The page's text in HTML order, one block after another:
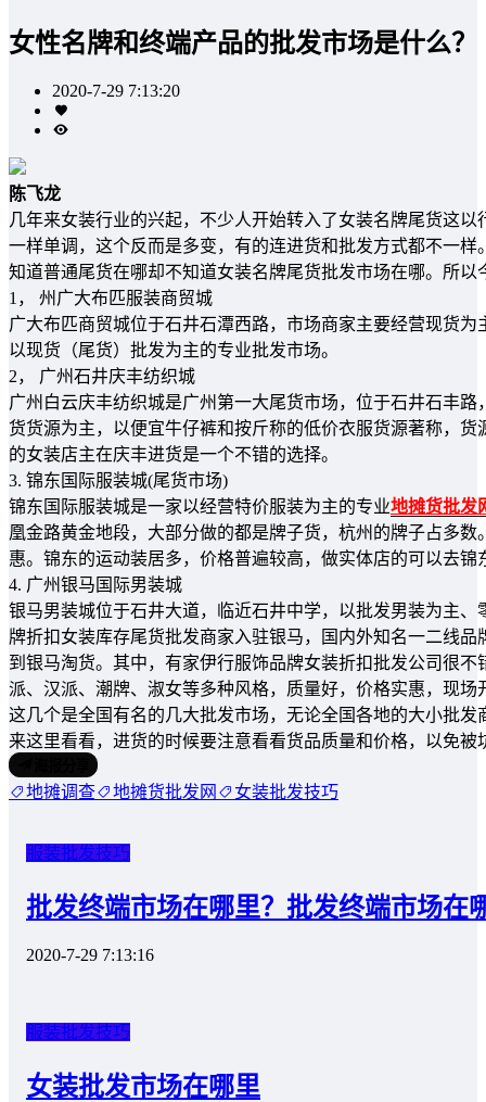
女性名牌和终端产品的批发市场是什么？
2020-7-29 7:13:20
陈飞龙
几年来女装行业的兴起，不少人开始转入了女装名牌尾货这
一样单调，这个反而是多变，有的连进货和批发方式都不一
知道普通尾货在哪却不知道女装名牌尾货批发市场在哪。所
1， 州广大布匹服装商贸城
广大布匹商贸城位于石井石潭西路，市场商家主要经营现货
以现货（尾货）批发为主的专业批发市场。
2， 广州石井庆丰纺织城
广州白云庆丰纺织城是广州第一大尾货市场，位于石井石丰
货货源为主，以便宜牛仔裤和按斤称的低价衣服货源著称，
的女装店主在庆丰进货是一个不错的选择。
3. 锦东国际服装城(尾货市场)
锦东国际服装城是一家以经营特价服装为主的专业地摊货批发
凰金路黄金地段，大部分做的都是牌子货，杭州的牌子占多
惠。锦东的运动装居多，价格普遍较高，做实体店的可以去锦
4. 广州银马国际男装城
银马男装城位于石井大道，临近石井中学，以批发男装为主、
牌折扣女装库存尾货批发商家入驻银马，国内外知名一二线
到银马淘货。其中，有家伊行服饰品牌女装折扣批发公司很
派、汉派、潮牌、淑女等多种风格，质量好，价格实惠，现
这几个是全国有名的几大批发市场，无论全国各地的大小批
来这里看看，进货的时候要注意看看货品质量和价格，以免
地摊调查 地摊货批发网 女装批发技巧
服装批发技巧
批发终端市场在哪里？批发终端市场在
2020-7-29 7:13:16
服装批发技巧
女装批发市场在哪里